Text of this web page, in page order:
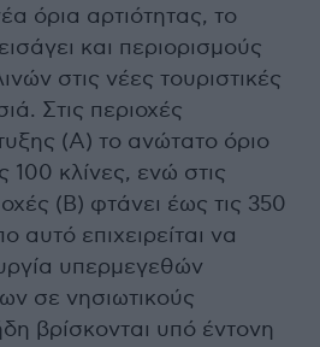
όρια αρτιότητας, το
και περιορισμούς
στις νέες τουριστικές
Στις περιοχές
(Α) το ανώτατο όριο
100 κλίνες, ενώ στις
(Β) φτάνει έως τις 350
αυτό επιχειρείται να
υπερμεγεθών
σε νησιωτικούς
βρίσκονται υπό έντονη